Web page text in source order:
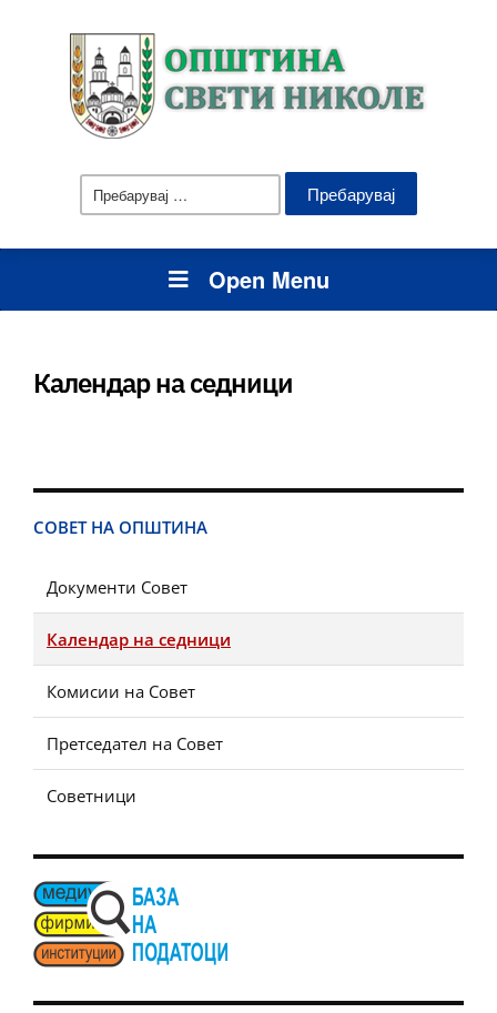
Пребарувај
за:
Open Menu
Календар на седници
СОВЕТ НА ОПШТИНА
Документи Совет
Календар на седници
Комисии на Совет
Претседател на Совет
Советници